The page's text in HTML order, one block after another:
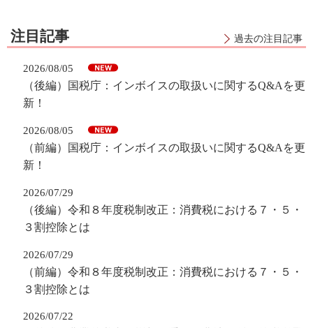
注目記事 過去の注目記事
2026/08/05
（後編）国税庁：インボイスの取扱いに関するQ&Aを更
新！
2026/08/05
（前編）国税庁：インボイスの取扱いに関するQ&Aを更
新！
2026/07/29
（後編）令和８年度税制改正：消費税における７・５・
３割控除とは
2026/07/29
（前編）令和８年度税制改正：消費税における７・５・
３割控除とは
2026/07/22